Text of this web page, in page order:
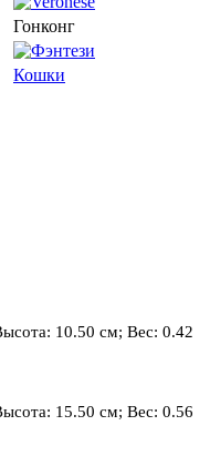
Гонконг
Кошки
10.50 см; Вес: 0.42
15.50 см; Вес: 0.56